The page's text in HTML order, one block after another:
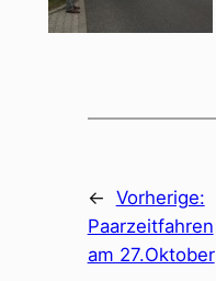
← Vorherige:
Paarzeitfahren
am 27.Oktober